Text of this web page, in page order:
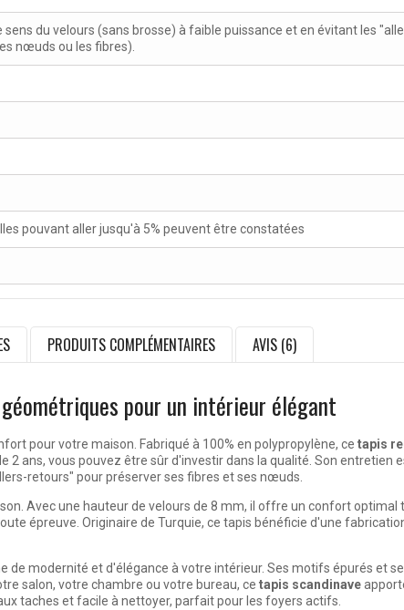
sens du velours (sans brosse) à faible puissance et en évitant les
nœuds ou les fibres).
pouvant aller jusqu'à 5% peuvent être constatées
PRODUITS COMPLÉMENTAIRES AVIS (6)
pour un intérieur élégant
pour votre maison. Fabriqué à 100% en polypropylène, ce tapis
ans, vous pouvez être sûr d'investir dans la qualité. Son entretien
retours" pour préserver ses fibres et ses nœuds.
Avec une hauteur de velours de 8 mm, il offre un confort optimal
épreuve. Originaire de Turquie, ce tapis bénéficie d'une
de modernité et d'élégance à votre intérieur. Ses motifs épurés et
salon, votre chambre ou votre bureau, ce tapis scandinave
taches et facile à nettoyer, parfait pour les foyers actifs.